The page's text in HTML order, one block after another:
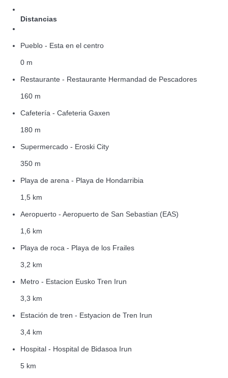
Distancias
Pueblo - Esta en el centro
0 m
Restaurante - Restaurante Hermandad de Pescadores
160 m
Cafetería - Cafeteria Gaxen
180 m
Supermercado - Eroski City
350 m
Playa de arena - Playa de Hondarribia
1,5 km
Aeropuerto - Aeropuerto de San Sebastian (EAS)
1,6 km
Playa de roca - Playa de los Frailes
3,2 km
Metro - Estacion Eusko Tren Irun
3,3 km
Estación de tren - Estyacion de Tren Irun
3,4 km
Hospital - Hospital de Bidasoa Irun
5 km